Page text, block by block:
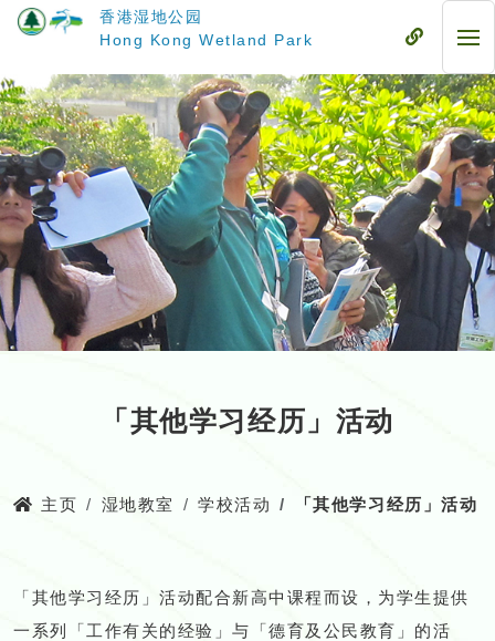
要
内
容
香港湿地公园
Hong Kong Wetland Park
流
式
目
录
流
动
式
目
录
「其他学习经历」活动
主页 湿地教室 学校活动 「其他学习经历」活动
「其他学习经历」活动配合新高中课程而设，为学生提供
一系列「工作有关的经验」与「德育及公民教育」的活